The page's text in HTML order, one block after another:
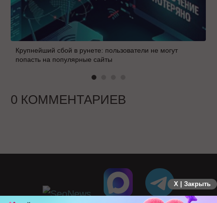
Крупнейший сбой в рунете: пользователи не могут
попасть на популярные сайты
0 КОММЕНТАРИЕВ
X | Закрыть